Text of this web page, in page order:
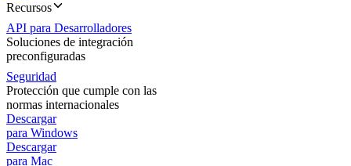
Recursos
API para Desarrolladores
Soluciones de integración
preconfiguradas
Seguridad
Protección que cumple con las
normas internacionales
Descargar
para Windows
Descargar
para Mac